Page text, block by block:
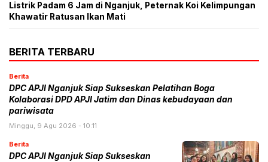
Listrik Padam 6 Jam di Nganjuk, Peternak Koi Kelimpungan
Khawatir Ratusan Ikan Mati
BERITA TERBARU
Berita
DPC APJI Nganjuk Siap Sukseskan Pelatihan Boga
Kolaborasi DPD APJI Jatim dan Dinas kebudayaan dan
pariwisata
Minggu, 9 Agu 2026 - 10:11
Berita
DPC APJI Nganjuk Siap Sukseskan